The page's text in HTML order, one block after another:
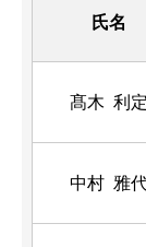
氏名
髙木 利定
中村 雅